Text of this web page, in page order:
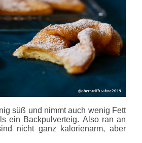
süß und nimmt auch wenig Fett
ein Backpulverteig. Also ran an
nicht ganz kalorienarm, aber